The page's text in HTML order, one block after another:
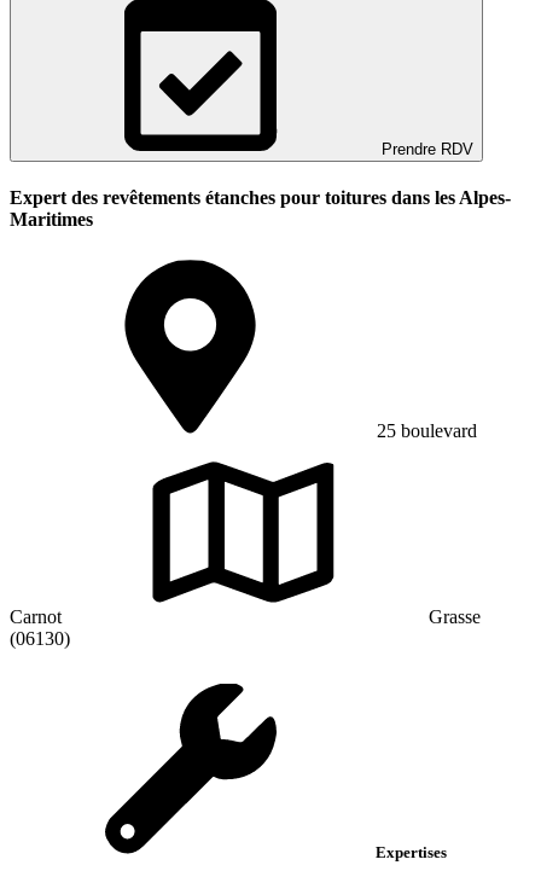
Prendre RDV
Expert des revêtements étanches pour toitures dans les Alpes-
Maritimes
25 boulevard
Carnot
Grasse
(06130)
Expertises